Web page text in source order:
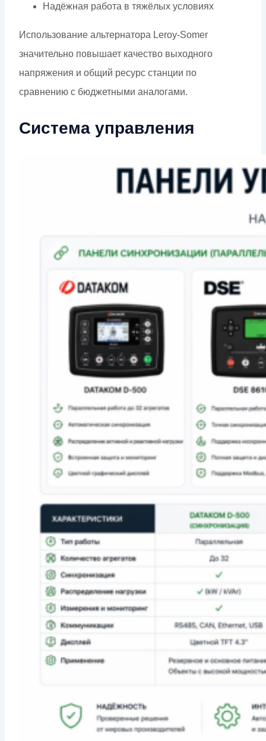
Надёжная работа в тяжёлых условиях
Использование альтернатора Leroy-Somer
значительно повышает качество выходного
напряжения и общий ресурс станции по
сравнению с бюджетными аналогами.
Система управления